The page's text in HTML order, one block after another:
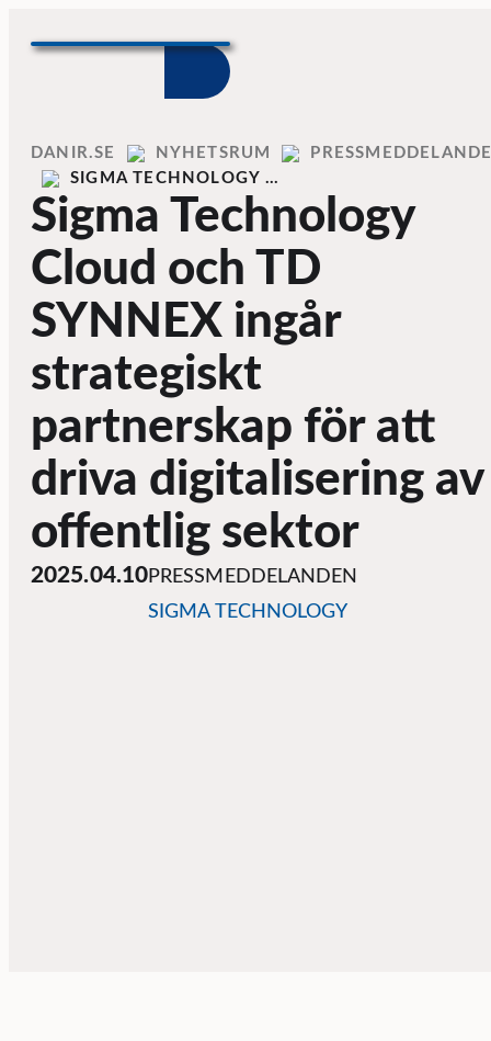
Home
DANIR NYHETSRUM
SIGMA TECHNOLOGY …
Sigma Technology
Cloud och TD
SYNNEX ingår
strategiskt
partnerskap för att
driva digitalisering av
offentlig sektor
2025.04.10PRESSMEDDELANDEN
SIGMA TECHNOLOGY